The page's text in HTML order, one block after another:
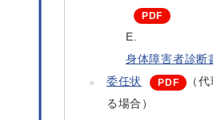
身体障害者診断
委任状
（
る場合）